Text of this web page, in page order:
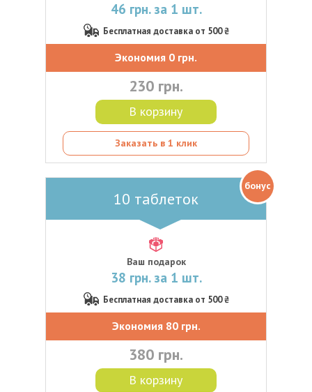
46 грн. за 1 шт.
Бесплатная доставка от 500 ₴
Экономия 0 грн.
230 грн.
В корзину
Заказать в 1 клик
10 таблеток
Ваш подарок
38 грн. за 1 шт.
Бесплатная доставка от 500 ₴
Экономия 80 грн.
380 грн.
В корзину
бонус